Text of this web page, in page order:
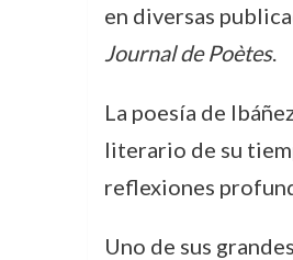
en diversas
Journal de Poètes.
La poesía de
literario de su
reflexiones
Uno de sus